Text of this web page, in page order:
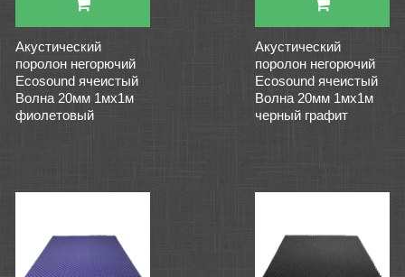
Акустический
поролон негорючий
Ecosound ячеистый
Волна 20мм 1мх1м
фиолетовый
Акустический
поролон негорючий
Ecosound ячеистый
Волна 20мм 1мх1м
черный графит